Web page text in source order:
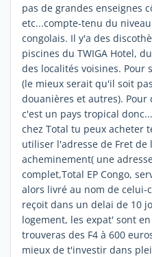
pas de grandes enseignes
etc...compte-tenu du
congolais. Il y'a des
piscines du TWIGA Hotel,
des localités voisines.
(le mieux serait qu'il soit
douanières et autres). Pour
c'est un pays tropical
chez Total tu peux acheter
utiliser l'adresse de Fret
acheminement( une
complet,Total EP Congo,
alors livré au nom de celui-
reçoit dans un delai de 10
logement, les expat' sont
trouveras des F4 à 600
mieux de t'investir dans